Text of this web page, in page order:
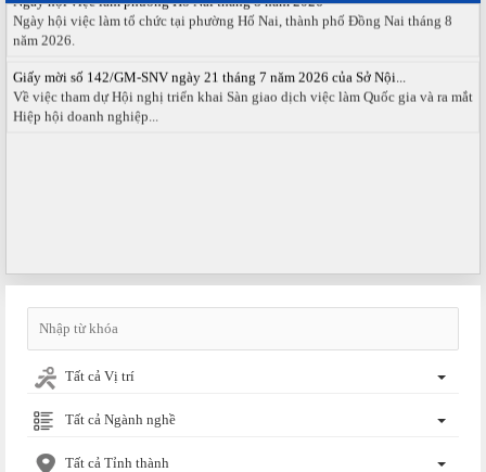
Ngày hội việc làm tổ chức tại phường Hố Nai, thành phố Đồng Nai tháng 8
năm 2026.
Về việc tham dự Hội nghị triển khai Sàn giao dịch việc làm Quốc gia và ra mắt
Hiệp hội doanh nghiệp...
Tất cả Vị trí
Tất cả Ngành nghề
Tất cả Tỉnh thành